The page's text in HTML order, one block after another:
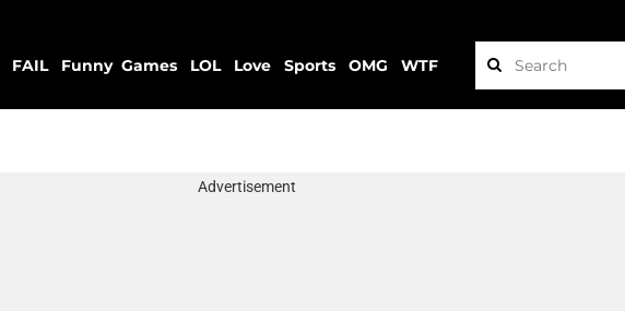
FAIL Funny Games LOL Love Sports OMG WTF
Advertisement